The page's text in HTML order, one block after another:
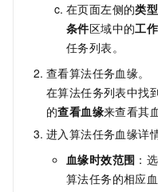
在页面左侧的类型
条件区域中的工
任务列表。
查看算法任务血缘。
在算法任务列表中找
的查看血缘来查看其
进入算法任务血缘详
血缘时效范围 ：
算法任务的相应血